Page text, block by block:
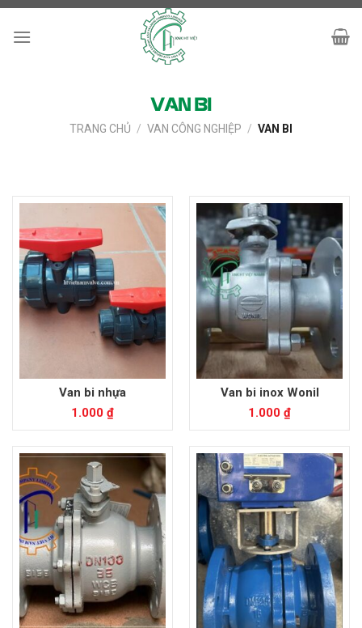
Skip
VAN BI
TRANG CHỦ / VAN CÔNG NGHIỆP / VAN BI
Van bi nhựa
1.000 ₫
Van bi inox Wonil
1.000 ₫